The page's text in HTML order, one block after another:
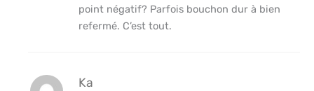
point négatif? Parfois bouchon dur à bien
refermé. C’est tout.
Ka